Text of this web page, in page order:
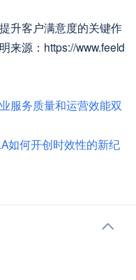
升客户满意度的关键作
来源：https://www.feeld
服务质量和运营效能双
如何开创时效性的新纪